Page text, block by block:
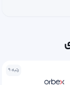
رتبه ۹